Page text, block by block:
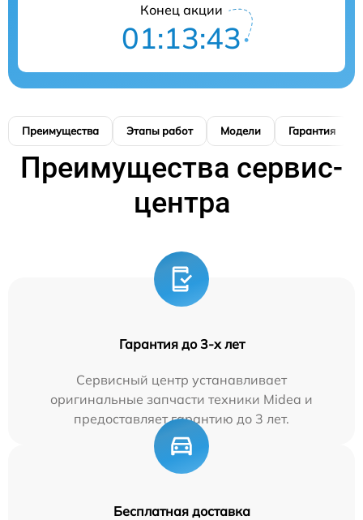
Конец акции
01:13:42
Преимущества Этапы работ Модели Гарантия
Преимущества сервис-
центра
Гарантия до 3-х лет
Сервисный центр устанавливает
оригинальные запчасти техники Midea и
предоставляет гарантию до 3 лет.
Бесплатная доставка